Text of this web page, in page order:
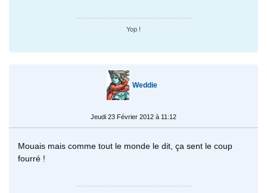
Yop !
Weddie
Jeudi 23 Février 2012 à 11:12
Mouais mais comme tout le monde le dit, ça sent le coup
fourré !